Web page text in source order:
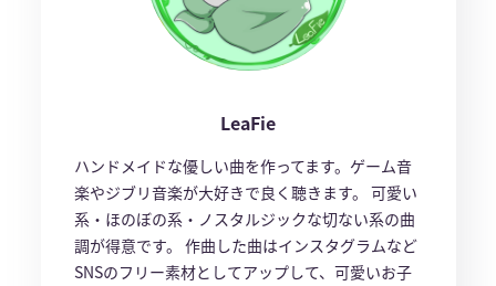
LeaFie
ハンドメイドな優しい曲を作ってます。ゲーム音
楽やジブリ音楽が大好きで良く聴きます。 可愛い
系・ほのぼの系・ノスタルジックな切ない系の曲
調が得意です。 作曲した曲はインスタグラムなど
SNSのフリー素材としてアップして、可愛いお子